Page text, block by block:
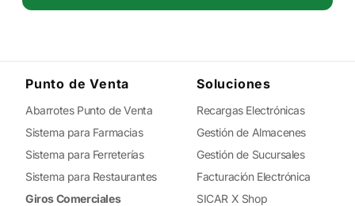
Punto de Venta
Abarrotes Punto de Venta
Sistema para Farmacias
Sistema para Ferreterías
Sistema para Restaurantes
Giros Comerciales
Soluciones
Recargas Electrónicas
Gestión de Almacenes
Gestión de Sucursales
Facturación Electrónica
SICAR X Shop